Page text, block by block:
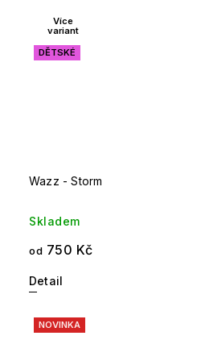
Více
variant
DĚTSKÉ
Wazz - Storm
Skladem
od 750 Kč
Detail
NOVINKA